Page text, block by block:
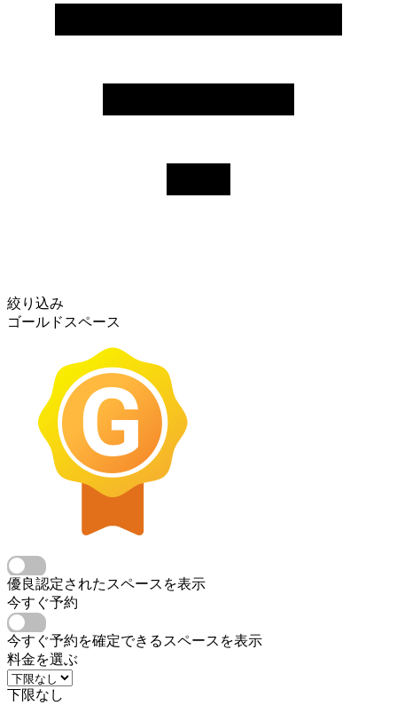
絞り込み
ゴールドスペース
優良認定されたスペースを表示
今すぐ予約
今すぐ予約を確定できるスペースを表示
料金を選ぶ
下限なし